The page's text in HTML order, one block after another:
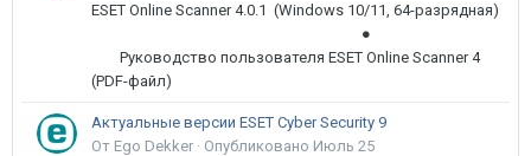
ESET Online Scanner 4.0.1 (Windows 10/11, 64-разрядная)
●
Руководство пользователя ESET Online Scanner 4
(PDF-файл)
Актуальные версии ESET Cyber Security 9
От Ego Dekker · Опубликовано Июль 25